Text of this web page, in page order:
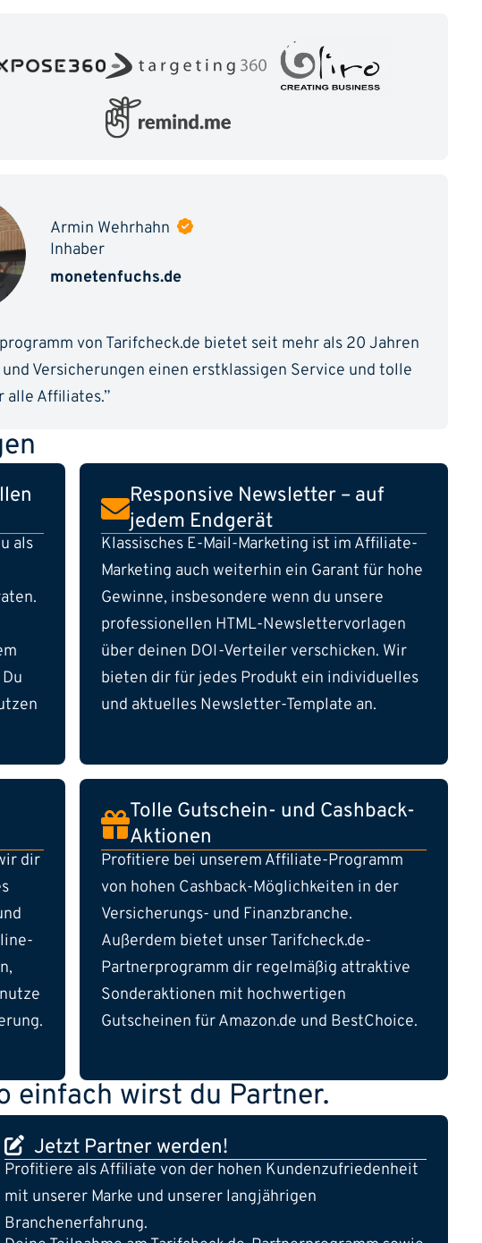
Armin Wehrhahn
Inhaber
monetenfuchs.de
von Tarifcheck.de bietet seit mehr als 20 Jahren
Versicherungen einen erstklassigen Service und tolle
alle Affiliates.”
als
Responsive Newsletter – auf
jedem Endgerät
Klassisches E-Mail-Marketing ist im Affiliate-
Marketing auch weiterhin ein Garant für hohe
Gewinne, insbesondere wenn du unsere
professionellen HTML-Newslettervorlagen
über deinen DOI-Verteiler verschicken. Wir
bieten dir für jedes Produkt ein individuelles
und aktuelles Newsletter-Template an.
dir
Tolle Gutschein- und Cashback-
Aktionen
Profitiere bei unserem Affiliate-Programm
von hohen Cashback-Möglichkeiten in der
Versicherungs- und Finanzbranche.
Außerdem bietet unser Tarifcheck.de-
Partnerprogramm dir regelmäßig attraktive
Sonderaktionen mit hochwertigen
Gutscheinen für Amazon.de und BestChoice.
einfach wirst du Partner.
Jetzt Partner werden!
Profitiere als Affiliate von der hohen Kundenzufriedenheit
mit unserer Marke und unserer langjährigen
Branchenerfahrung.